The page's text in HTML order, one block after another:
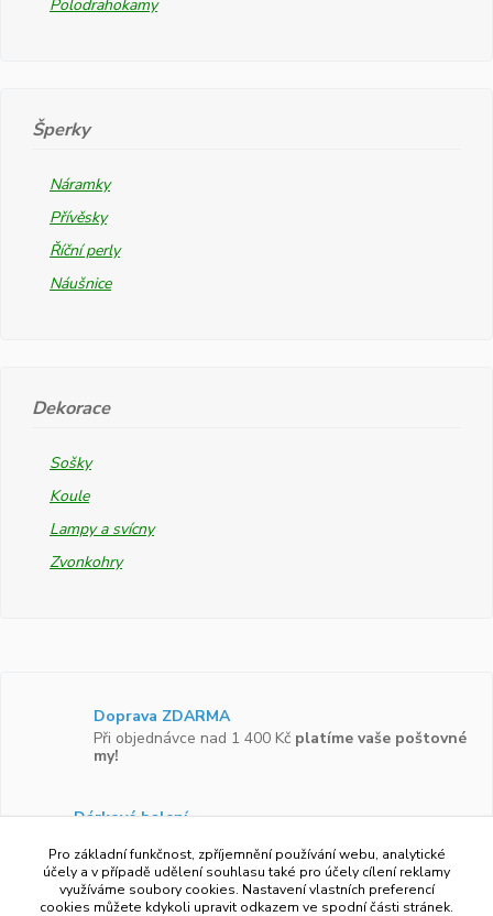
Polodrahokamy
Šperky
Náramky
Přívěsky
Říční perly
Náušnice
Dekorace
Sošky
Koule
Lampy a svícny
Zvonkohry
Doprava ZDARMA
Při objednávce nad 1 400 Kč platíme vaše poštovné
my!
Dárkové balení
Ověřeno zákazníky
Pro základní funkčnost, zpříjemnění používání webu, analytické
účely a v případě udělení souhlasu také pro účely cílení reklamy
využíváme soubory cookies. Nastavení vlastních preferencí
cookies můžete kdykoli upravit odkazem ve spodní části stránek.